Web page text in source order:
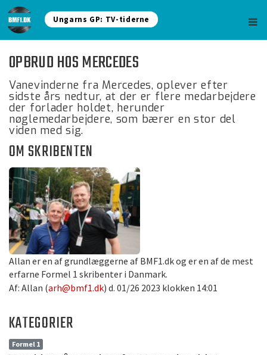
Ungarns GP: TV-tiderne
OPBRUD HOS MERCEDES
Vanevinderne fra Mercedes, oplever efter
sidste års nedtur, at der er flere medarbejdere
der forlader holdet, herunder
nøglemedarbejdere, som bærer en stor del
viden med sig.
OM SKRIBENTEN
Allan er en af grundlæggerne af BMF1.dk og er en af de mest
erfarne Formel 1 skribenter i Danmark.
Af: Allan (arh@bmf1.dk) d. 01/26 2023 klokken 14:01
KATEGORIER
Formel 1